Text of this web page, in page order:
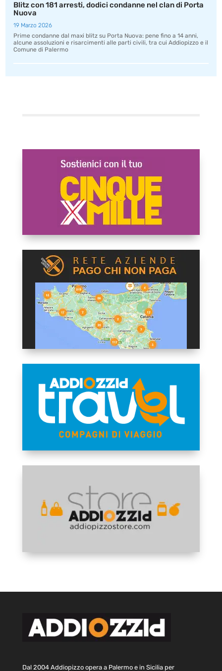
Blitz con 181 arresti, dodici condanne nel clan di Porta
Nuova
19 Marzo 2026
Prime condanne dal maxi blitz su Porta Nuova: pene fino a 14 anni,
alcune assoluzioni e risarcimenti alle parti civili, tra cui Addiopizzo e il
Comune di Palermo
Dal 2004 Addiopizzo opera a Palermo e in Sicilia per